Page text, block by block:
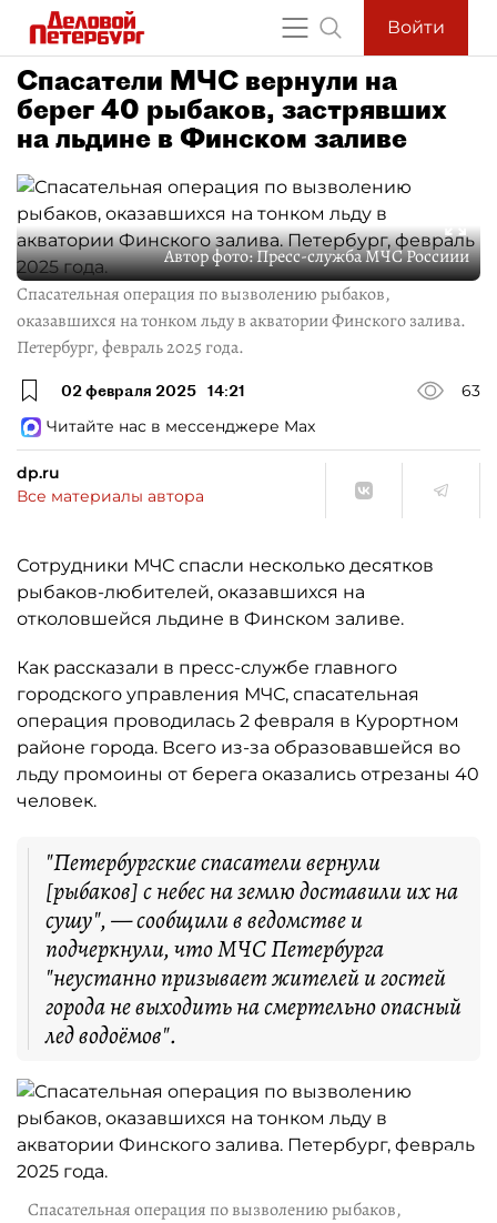
Войти
Спасатели МЧС вернули на
берег 40 рыбаков, застрявших
на льдине в Финском заливе
Автор фото:Пресс-служба МЧС Россиии
Спасательная операция по вызволению рыбаков,
оказавшихся на тонком льду в акватории Финского залива.
Петербург, февраль 2025 года.
02 февраля 2025 14:21
63
Читайте нас в мессенджере Max
dp.ru
Все материалы автора
Сотрудники МЧС спасли несколько десятков
рыбаков-любителей, оказавшихся на
отколовшейся льдине в Финском заливе.
Как рассказали в пресс-службе главного
городского управления МЧС, спасательная
операция проводилась 2 февраля в Курортном
районе города. Всего из-за образовавшейся во
льду промоины от берега оказались отрезаны 40
человек.
"Петербургские спасатели вернули
[рыбаков] с небес на землю доставили их на
сушу", — сообщили в ведомстве и
подчеркнули, что МЧС Петербурга
"неустанно призывает жителей и гостей
города не выходить на смертельно опасный
лед водоёмов".
Спасательная операция по вызволению рыбаков,